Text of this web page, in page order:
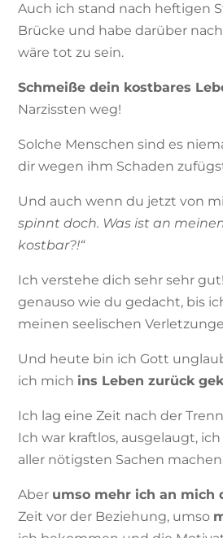
Auch ich stand nach heftigen
Brücke und habe darüber
wäre tot zu sein.
Schmeiße dein kostbares
Narzissten weg!
Solche Menschen sind es
dir wegen ihm Schaden
Und auch wenn du jetzt von
spinnt doch. Was ist an
kostbar?!“
Ich verstehe dich sehr sehr
genauso wie du gedacht, bis
meinen seelischen
Und heute bin ich Gott
ich mich ins Leben zurück
Ich lag eine Zeit nach der
Ich war kraftlos, ausgelaugt,
aller nötigsten Sachen
Aber umso mehr ich an mich
Zeit vor der Beziehung, umso